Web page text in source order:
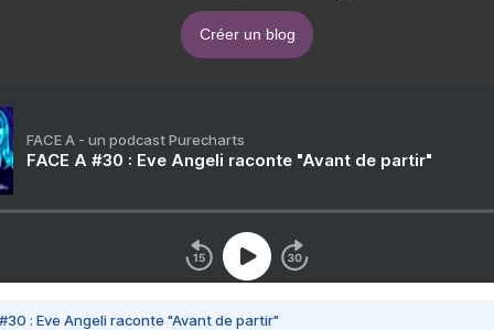
Créer un blog
FACE A - un podcast Purecharts
FACE A #30 : Eve Angeli raconte "Avant de partir"
#30 : Eve Angeli raconte "Avant de partir"